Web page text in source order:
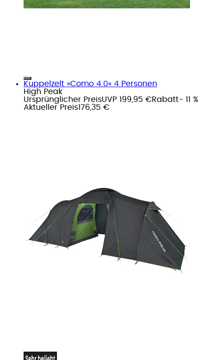
Kuppelzelt »Como 4.0« 4 Personen
High Peak
Ursprünglicher PreisUVP 199,95 €Rabatt- 11 %
Aktueller Preis176,35 €